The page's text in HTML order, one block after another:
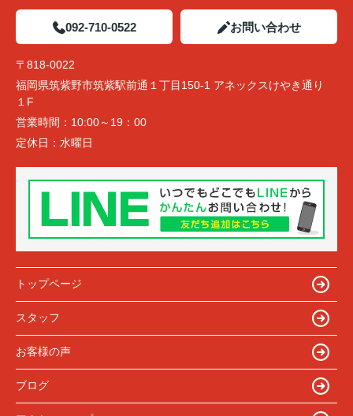
092-710-0522 お問い合わせ
〒818-0022
福岡県筑紫野市筑紫駅前通１丁目150-1 アネックスけやき通り
１F
営業時間： 10:00～19：00
定休日： 水曜日
トップページ
スタッフ
お客様の声
ブログ